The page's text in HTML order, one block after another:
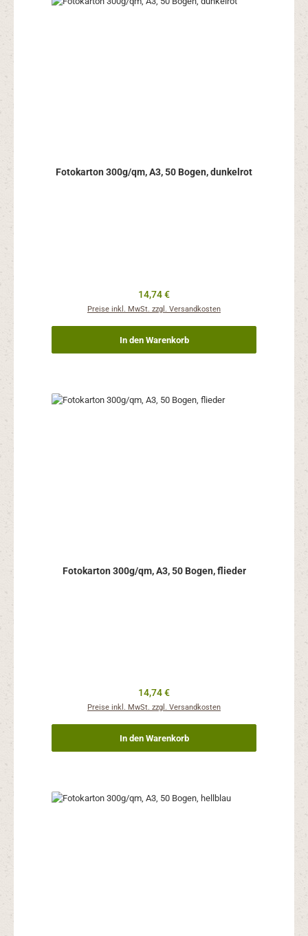
Fotokarton 300g/qm, A3, 50 Bogen, dunkelrot
Regulärer Preis:
14,74 €
Preise inkl. MwSt. zzgl. Versandkosten
In den Warenkorb
Fotokarton 300g/qm, A3, 50 Bogen, flieder
Regulärer Preis:
14,74 €
Preise inkl. MwSt. zzgl. Versandkosten
In den Warenkorb